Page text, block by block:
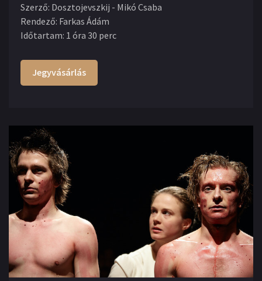
Szerző: Dosztojevszkij - Mikó Csaba
Rendező: Farkas Ádám
Időtartam: 1 óra 30 perc
Jegyvásárlás